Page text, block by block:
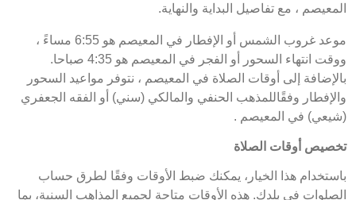
المعيصم ، مع تفاصيل البداية والنهاية.
موعد غروب الشمس أو الإفطار في المعيصم هو 6:55 مساءً ،
ووقت انتهاء السحور أو الفجر في المعيصم هو 4:35 صباحا.
بالإضافة إلى أوقات الصلاة في المعيصم ، نتوفر مواعيد السحور
والإفطار وفقًاللمذهب الحنفي والمالكي (سني) أو الفقه الجعفري
(شيعي) في المعيصم .
تخصيص أوقات الصلاة
باستخدام هذا الخيار، يمكنك ضبط الأوقات وفقًا لطرق حساب
الصلوات في بلدك. هذه الأوقات متاحة لجميع المذاهب السنية، بما